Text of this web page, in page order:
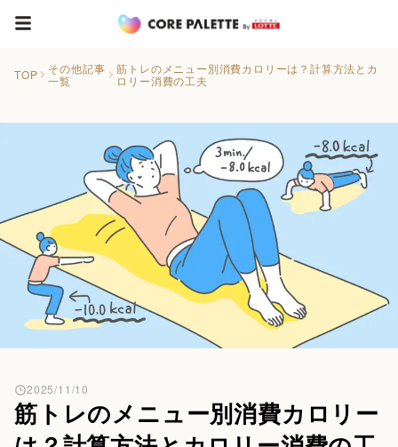
TOP
その他記事
一覧
筋トレのメニュー別消費カロリーは？計算方法とカ
ロリー消費の工夫
筋トレのメニュー別消費カロリー
2025/11/10